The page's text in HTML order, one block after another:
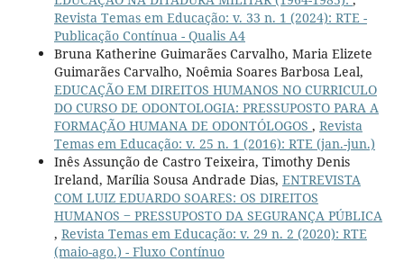
Revista Temas em Educação: v. 33 n. 1 (2024): RTE -
Publicação Contínua - Qualis A4
Bruna Katherine Guimarães Carvalho, Maria Elizete
Guimarães Carvalho, Noêmia Soares Barbosa Leal,
EDUCAÇÃO EM DIREITOS HUMANOS NO CURRICULO
DO CURSO DE ODONTOLOGIA: PRESSUPOSTO PARA A
FORMAÇÃO HUMANA DE ODONTÓLOGOS , Revista
Temas em Educação: v. 25 n. 1 (2016): RTE (jan.-jun.)
Inês Assunção de Castro Teixeira, Timothy Denis
Ireland, Marília Sousa Andrade Dias, ENTREVISTA
COM LUIZ EDUARDO SOARES: OS DIREITOS
HUMANOS ‒ PRESSUPOSTO DA SEGURANÇA PÚBLICA
, Revista Temas em Educação: v. 29 n. 2 (2020): RTE
(maio-ago.) - Fluxo Contínuo